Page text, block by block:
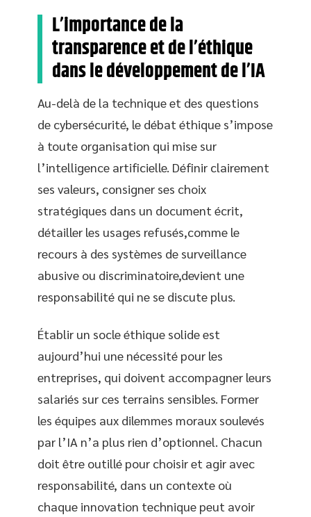
L’importance de la
transparence et de l’éthique
dans le développement de l’IA
Au-delà de la technique et des questions
de cybersécurité, le débat éthique s’impose
à toute organisation qui mise sur
l’intelligence artificielle. Définir clairement
ses valeurs, consigner ses choix
stratégiques dans un document écrit,
détailler les usages refusés,comme le
recours à des systèmes de surveillance
abusive ou discriminatoire,devient une
responsabilité qui ne se discute plus.
Établir un socle éthique solide est
aujourd’hui une nécessité pour les
entreprises, qui doivent accompagner leurs
salariés sur ces terrains sensibles. Former
les équipes aux dilemmes moraux soulevés
par l’IA n’a plus rien d’optionnel. Chacun
doit être outillé pour choisir et agir avec
responsabilité, dans un contexte où
chaque innovation technique peut avoir